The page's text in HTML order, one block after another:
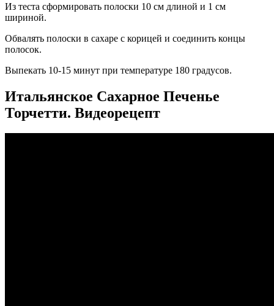
Из теста сформировать полоски 10 см длиной и 1 см
шириной.
Обвалять полоски в сахаре с корицей и соединить концы
полосок.
Выпекать 10-15 минут при температуре 180 градусов.
Итальянское Сахарное Печенье
Торчетти. Видеорецепт